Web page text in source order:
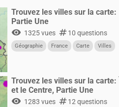
Trouvez les villes sur la carte:
Partie Une
visibility 1325 vues numbers10 questions
Géographie France Carte Villes
Trouvez les villes sur la
et le Centre, Partie Une
visibility 1283 vues numbers12 questions